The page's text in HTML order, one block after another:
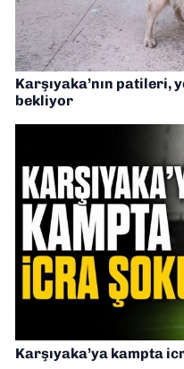
Karşıyaka’nın patileri,
bekliyor
Karşıyaka’ya kampta